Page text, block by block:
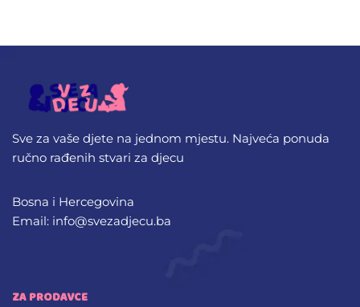
Sve za vaše djete na jednom mjestu. Najveća ponuda
ručno rađenih stvari za djecu
Bosna i Hercegovina
Email: info@svezadjecu.ba
ZA PRODAVCE